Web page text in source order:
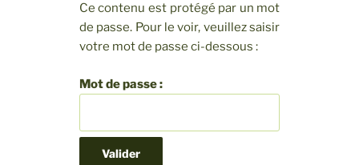
Ce contenu est protégé par un mot
de passe. Pour le voir, veuillez saisir
votre mot de passe ci-dessous :
Mot de passe :